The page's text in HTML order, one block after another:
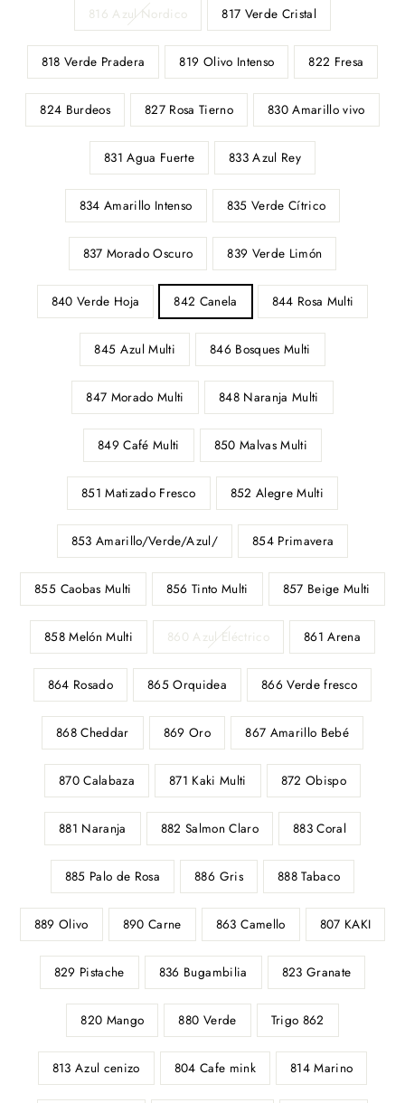
816 Azul Nordico 817 Verde Cristal
818 Verde Pradera 819 Olivo Intenso 822 Fresa
824 Burdeos 827 Rosa Tierno 830 Amarillo vivo
831 Agua Fuerte 833 Azul Rey
834 Amarillo Intenso 835 Verde Cítrico
837 Morado Oscuro 839 Verde Limón
840 Verde Hoja 842 Canela 844 Rosa Multi
845 Azul Multi 846 Bosques Multi
847 Morado Multi 848 Naranja Multi
849 Café Multi 850 Malvas Multi
851 Matizado Fresco 852 Alegre Multi
853 Amarillo/Verde/Azul/ 854 Primavera
855 Caobas Multi 856 Tinto Multi 857 Beige Multi
858 Melón Multi 860 Azul Eléctrico 861 Arena
864 Rosado 865 Orquidea 866 Verde fresco
868 Cheddar 869 Oro 867 Amarillo Bebé
870 Calabaza 871 Kaki Multi 872 Obispo
881 Naranja 882 Salmon Claro 883 Coral
885 Palo de Rosa 886 Gris 888 Tabaco
889 Olivo 890 Carne 863 Camello 807 KAKI
829 Pistache 836 Bugambilia 823 Granate
820 Mango 880 Verde Trigo 862
813 Azul cenizo 804 Cafe mink 814 Marino